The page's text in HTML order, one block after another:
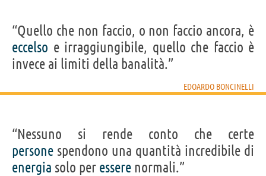
“Quello che non faccio, o non faccio ancora, è
eccelso e irraggiungibile, quello che faccio è
invece ai limiti della banalità.”
EDOARDO BONCINELLI
“Nessuno si rende conto che certe
persone spendono una quantità incredibile di
energia solo per essere normali.”